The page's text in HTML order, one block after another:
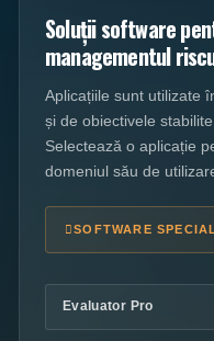
Soluții software
managementul
Aplicațiile sunt utilizate
și de obiectivele
Selectează o aplicație
domeniul său de
SOFTWARE
Evaluator Pro